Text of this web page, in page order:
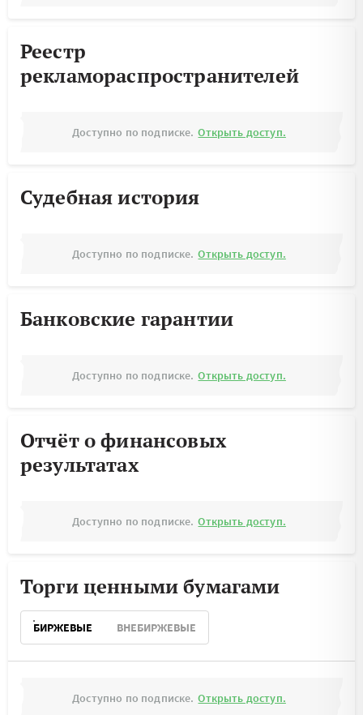
Реестр
рекламораспространителей
Доступно по подписке. Открыть доступ.
Судебная история
Доступно по подписке. Открыть доступ.
Банковские гарантии
Доступно по подписке. Открыть доступ.
Отчёт о финансовых
результатах
Доступно по подписке. Открыть доступ.
Торги ценными бумагами
БИРЖЕВЫЕ ВНЕБИРЖЕВЫЕ
Доступно по подписке. Открыть доступ.